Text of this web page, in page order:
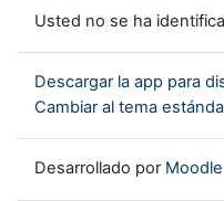
Usted no se ha
Descargar la app para
Cambiar al tema
Desarrollado por Moodle